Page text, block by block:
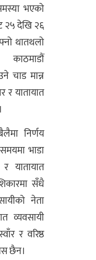
भएको
२५ देखि २६
थातथलो
काठमाडौं
चाड मान्न
र यातायात
निर्णय
भाडा
यातायात
सँधै
नेता
व्यवसायी
र वरिष्ठ
छैन।